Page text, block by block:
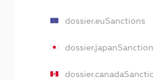
dossier.euSanctions